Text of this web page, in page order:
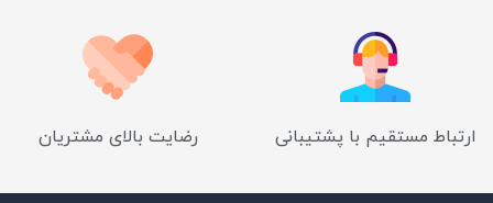
ارتباط مستقیم با پشتیبانی رضایت بالای مشتریان